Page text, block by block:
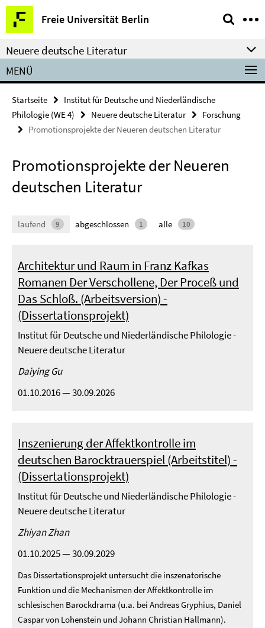
Springe
direkt
zu
Inhalt
Freie Universität Berlin
Service-
Navigation
Neuere deutsche Literatur
MENÜ
Startseite
Institut für Deutsche und Niederländische
Philologie (WE 4)
Neuere deutsche Literatur
Forschung
Promotionsprojekte der Neueren deutschen Literatur
Promotionsprojekte der Neueren
deutschen Literatur
9
laufend 1
abgeschlossen 10
alle
Architektur und Raum in Franz Kafkas
Romanen Der Verschollene, Der Proceß und
Das Schloß. (Arbeitsversion) -
(Dissertationsprojekt)
Institut für Deutsche und Niederländische Philologie -
Neuere deutsche Literatur
Daiying Gu
01.10.2016 — 30.09.2026
Inszenierung der Affektkontrolle im
deutschen Barocktrauerspiel (Arbeitstitel) -
(Dissertationsprojekt)
Institut für Deutsche und Niederländische Philologie -
Neuere deutsche Literatur
Zhiyan Zhan
01.10.2025 — 30.09.2029
Das Dissertationsprojekt untersucht die inszenatorische
Funktion und die Mechanismen der Affektkontrolle im
schlesischen Barockdrama (u.a. bei Andreas Gryphius, Daniel
Caspar von Lohenstein und Johann Christian Hallmann).